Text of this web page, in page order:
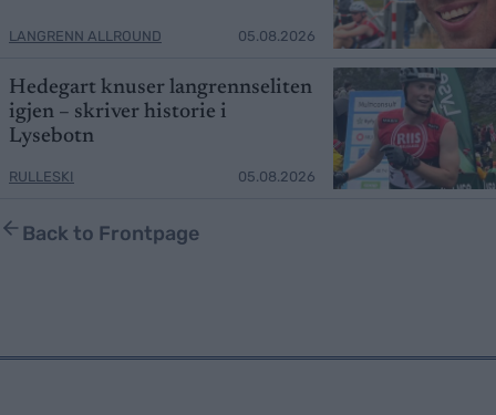
LANGRENN ALLROUND 05.08.2026
Hedegart knuser langrennseliten
igjen – skriver historie i
Lysebotn
RULLESKI 05.08.2026
Back to Frontpage